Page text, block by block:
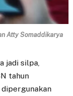
Atty Somaddikarya
jadi silpa,
tahun